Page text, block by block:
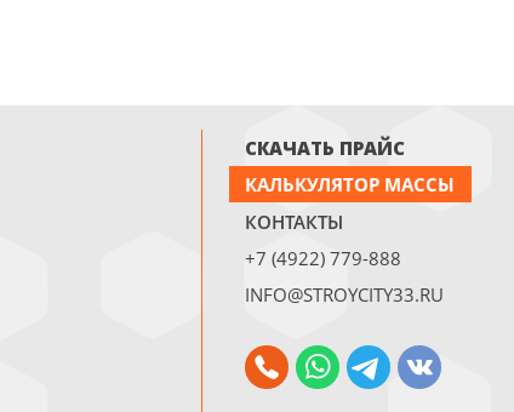
СКАЧАТЬ ПРАЙС
КАЛЬКУЛЯТОР МАССЫ
КОНТАКТЫ
+7 (4922) 779-888
INFO@STROYCITY33.RU